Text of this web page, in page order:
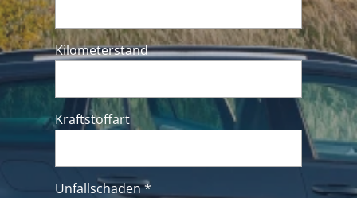
Kilometerstand
Kraftstoffart
Unfallschaden *